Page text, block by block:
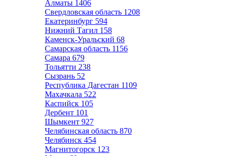
Алматы 1406
Свердловская область 1208
Екатеринбург 594
Нижний Тагил 158
Каменск-Уральский 68
Самарская область 1156
Самара 679
Тольятти 238
Сызрань 52
Республика Дагестан 1109
Махачкала 522
Каспийск 105
Дербент 101
Шымкент 927
Челябинская область 870
Челябинск 454
Магнитогорск 123